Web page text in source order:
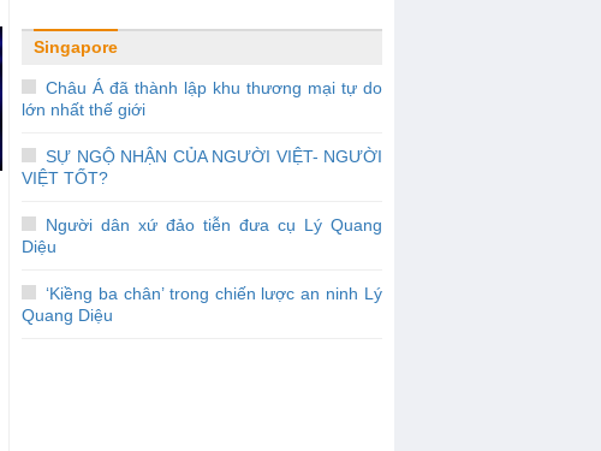
Singapore
Châu Á đã thành lập khu thương mại tự do
lớn nhất thế giới
SỰ NGỘ NHẬN CỦA NGƯỜI VIỆT- NGƯỜI
VIỆT TỐT?
Người dân xứ đảo tiễn đưa cụ Lý Quang
Diệu
‘Kiềng ba chân’ trong chiến lược an ninh Lý
Quang Diệu